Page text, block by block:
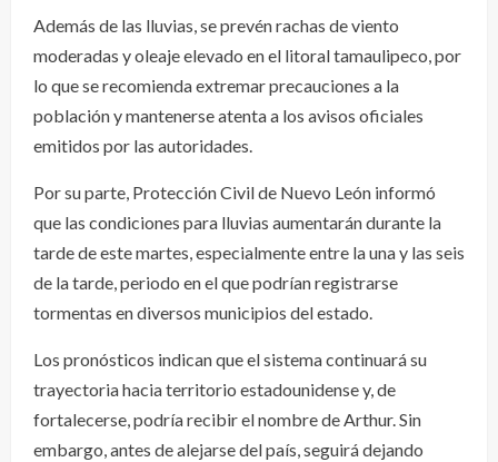
Además de las lluvias, se prevén rachas de viento
moderadas y oleaje elevado en el litoral tamaulipeco, por
lo que se recomienda extremar precauciones a la
población y mantenerse atenta a los avisos oficiales
emitidos por las autoridades.
Por su parte, Protección Civil de Nuevo León informó
que las condiciones para lluvias aumentarán durante la
tarde de este martes, especialmente entre la una y las seis
de la tarde, periodo en el que podrían registrarse
tormentas en diversos municipios del estado.
Los pronósticos indican que el sistema continuará su
trayectoria hacia territorio estadounidense y, de
fortalecerse, podría recibir el nombre de Arthur. Sin
embargo, antes de alejarse del país, seguirá dejando